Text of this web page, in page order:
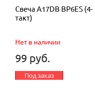
Свеча A17DB BP6ES (4-
такт)
Нет в наличии
99 руб.
Под заказ